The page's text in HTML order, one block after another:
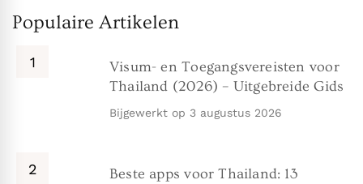
Populaire Artikelen
Visum- en Toegangsvereisten voor
Thailand (2026) – Uitgebreide Gids
Bijgewerkt op 3 augustus 2026
Beste apps voor Thailand: 13